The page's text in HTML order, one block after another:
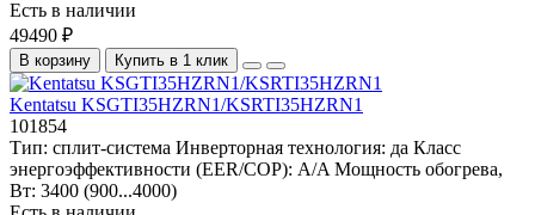
Есть в наличии
49490 ₽
В корзину Купить в 1 клик
Kentatsu KSGTI35HZRN1/KSRTI35HZRN1
101854
Тип: сплит-система Инверторная технология: да Класс
энергоэффективности (EER/COP): A/A Мощность обогрева,
Вт: 3400 (900...4000)